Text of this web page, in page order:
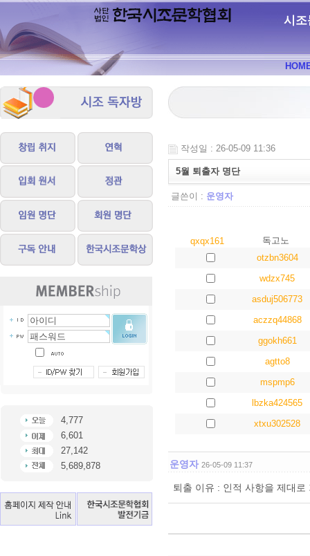
시조
4,777
6,601
27,142
5,689,878
작성일 : 26-05-09 11:36
5월 퇴출자 명단
글쓴이 : 운영자
qxqx161
독고노
otzbn3604
wdzx745
asduj506773
aczzq44868
ggokh661
agtto8
mspmp6
lbzka424565
xtxu302528
운영자 26-05-09 11:37
퇴출 이유 : 인적 사항을 제대